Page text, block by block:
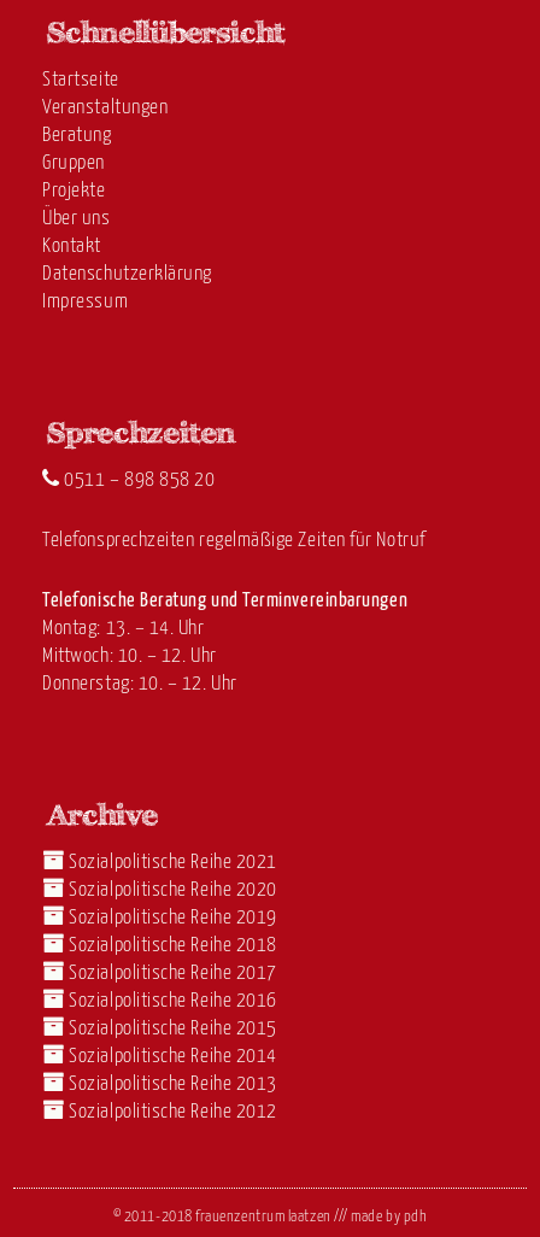
Startseite
Veranstaltungen
Beratung
Gruppen
Projekte
Über uns
Kontakt
Datenschutzerklärung
Impressum
0511 – 898 858 20
Telefonsprechzeiten regelmäßige Zeiten für Notruf
Telefonische Beratung und Terminvereinbarungen
Montag: 13. – 14. Uhr
Mittwoch: 10. – 12. Uhr
Donnerstag: 10. – 12. Uhr
Sozialpolitische Reihe 2021
Sozialpolitische Reihe 2020
Sozialpolitische Reihe 2019
Sozialpolitische Reihe 2018
Sozialpolitische Reihe 2017
Sozialpolitische Reihe 2016
Sozialpolitische Reihe 2015
Sozialpolitische Reihe 2014
Sozialpolitische Reihe 2013
Sozialpolitische Reihe 2012
© 2011-2018 frauenzentrum laatzen /// made by pdh